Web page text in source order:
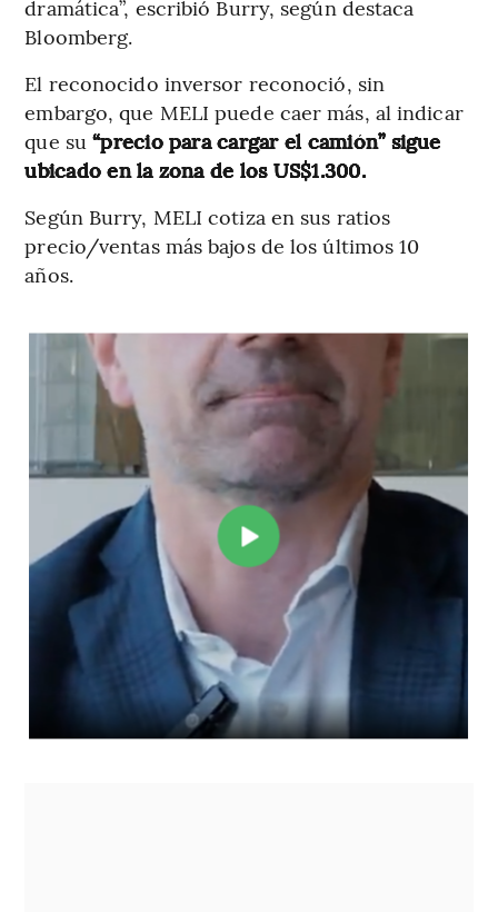
dramática”, escribió Burry, según destaca
Bloomberg.
El reconocido inversor reconoció, sin
embargo, que MELI puede caer más, al indicar
que su“precio para cargar el camión” sigue
ubicado en la zona de los US$1.300.
Según Burry, MELI cotiza en sus ratios
precio/ventas más bajos de los últimos 10
años.